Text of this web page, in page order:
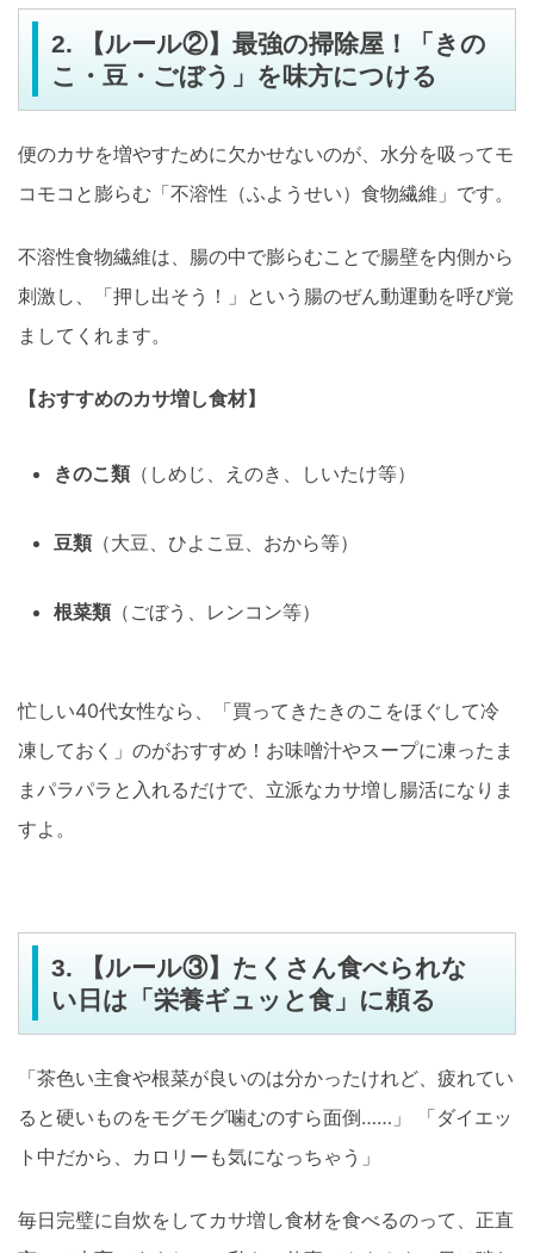
2. 【ルール②】最強の掃除屋！「きの
こ・豆・ごぼう」を味方につける
便のカサを増やすために欠かせないのが、水分を吸ってモ
コモコと膨らむ「不溶性（ふようせい）食物繊維」です。
不溶性食物繊維は、腸の中で膨らむことで腸壁を内側から
刺激し、「押し出そう！」という腸のぜん動運動を呼び覚
ましてくれます。
【おすすめのカサ増し食材】
きのこ類 （しめじ、えのき、しいたけ等）
豆類 （大豆、ひよこ豆、おから等）
根菜類 （ごぼう、レンコン等）
忙しい40代女性なら、「買ってきたきのこをほぐして冷
凍しておく」のがおすすめ！お味噌汁やスープに凍ったま
まパラパラと入れるだけで、立派なカサ増し腸活になりま
すよ。
3. 【ルール③】たくさん食べられな
い日は「栄養ギュッと食」に頼る
「茶色い主食や根菜が良いのは分かったけれど、疲れてい
ると硬いものをモグモグ噛むのすら面倒……」 「ダイエッ
ト中だから、カロリーも気になっちゃう」
毎日完璧に自炊をしてカサ増し食材を食べるのって、正直